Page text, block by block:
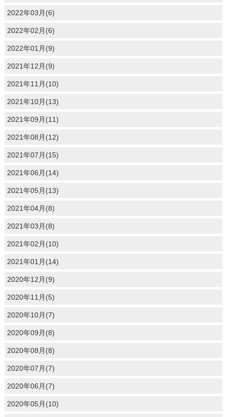
2022年03月(6)
2022年02月(6)
2022年01月(9)
2021年12月(9)
2021年11月(10)
2021年10月(13)
2021年09月(11)
2021年08月(12)
2021年07月(15)
2021年06月(14)
2021年05月(13)
2021年04月(8)
2021年03月(8)
2021年02月(10)
2021年01月(14)
2020年12月(9)
2020年11月(5)
2020年10月(7)
2020年09月(8)
2020年08月(8)
2020年07月(7)
2020年06月(7)
2020年05月(10)